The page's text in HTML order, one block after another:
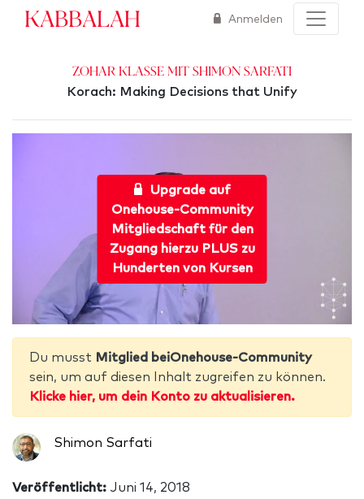
Kabbalah Anmelden
Zohar Klasse mit Shimon Sarfati
Korach: Making Decisions that Unify
Upgrade auf
Onehouse-Community
Mitgliedschaft für den
Zugang hierzu PLUS zu
Hunderten von Kursen
Du musst Mitglied beiOnehouse-Community
sein, um auf diesen Inhalt zugreifen zu können.
Klicke hier, um dein Konto zu aktualisieren.
Shimon Sarfati
Veröffentlicht: Juni 14, 2018